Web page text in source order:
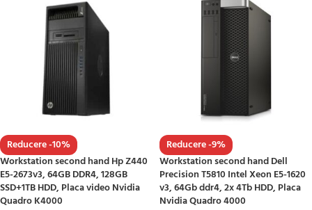
Reducere -10%
Workstation second hand Hp Z440
E5-2673v3, 64GB DDR4, 128GB
SSD+1TB HDD, Placa video Nvidia
Quadro K4000
Reducere -9%
Workstation second hand Dell
Precision T5810 Intel Xeon E5-1620
v3, 64Gb ddr4, 2x 4Tb HDD, Placa
Nvidia Quadro 4000